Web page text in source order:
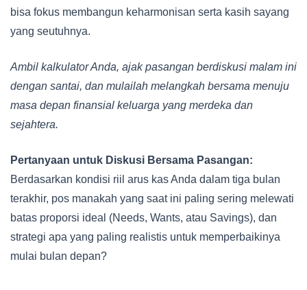
bisa fokus membangun keharmonisan serta kasih sayang
yang seutuhnya.
Ambil kalkulator Anda, ajak pasangan berdiskusi malam ini
dengan santai, dan mulailah melangkah bersama menuju
masa depan finansial keluarga yang merdeka dan
sejahtera.
Pertanyaan untuk Diskusi Bersama Pasangan:
Berdasarkan kondisi riil arus kas Anda dalam tiga bulan
terakhir, pos manakah yang saat ini paling sering melewati
batas proporsi ideal (Needs, Wants, atau Savings), dan
strategi apa yang paling realistis untuk memperbaikinya
mulai bulan depan?